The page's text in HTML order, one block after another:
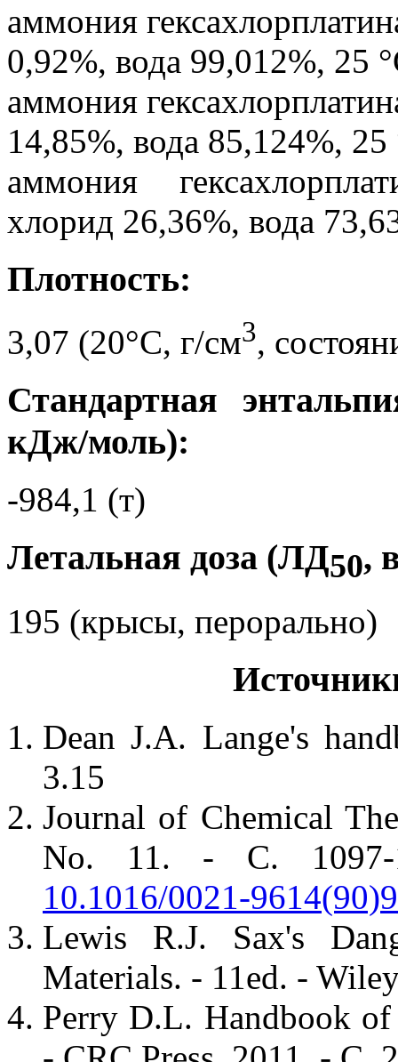
аммония
0,92%, вода 99,012%, 25
аммония
14,85%, вода 85,124%, 25
аммония
хлорид 26,36%, вода
Плотность:
3,07 (20°C, г/см3,
Стандартная
кДж/моль):
-984,1 (т)
Летальная доза (ЛД50,
195 (крысы, перорально)
Dean J.A. Lange's
3.15
Journal of Chemical
No. 11. - С. 1097-
10.1016/0021-
Lewis R.J. Sax's
Materials. - 11ed. -
Perry D.L. Handbook